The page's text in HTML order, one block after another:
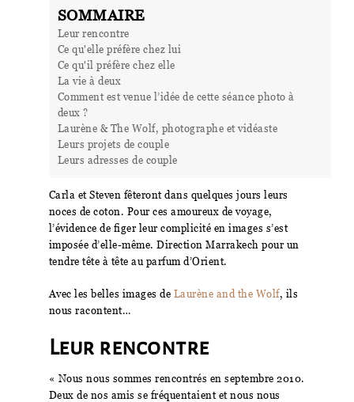
SOMMAIRE
Leur rencontre
Ce qu'elle préfère chez lui
Ce qu'il préfère chez elle
La vie à deux
Comment est venue l’idée de cette séance photo à
deux ?
Laurène & The Wolf, photographe et vidéaste
Leurs projets de couple
Leurs adresses de couple
Carla et Steven fêteront dans quelques jours leurs
noces de coton. Pour ces amoureux de voyage,
l’évidence de figer leur complicité en images s’est
imposée d’elle-même. Direction Marrakech pour un
tendre tête à tête au parfum d’Orient.
Avec les belles images de Laurène and the Wolf, ils
nous racontent…
Leur rencontre
« Nous nous sommes rencontrés en septembre 2010.
Deux de nos amis se fréquentaient et nous nous